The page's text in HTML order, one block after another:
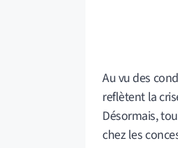
Au vu des
reflètent la
Désormais,
chez les